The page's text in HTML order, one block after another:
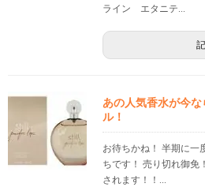
ライン エタニテ...
あの人気香水が今
ル！
お待ちかね！ 半期に一
ちです！ 売り切れ御免
されます！！...